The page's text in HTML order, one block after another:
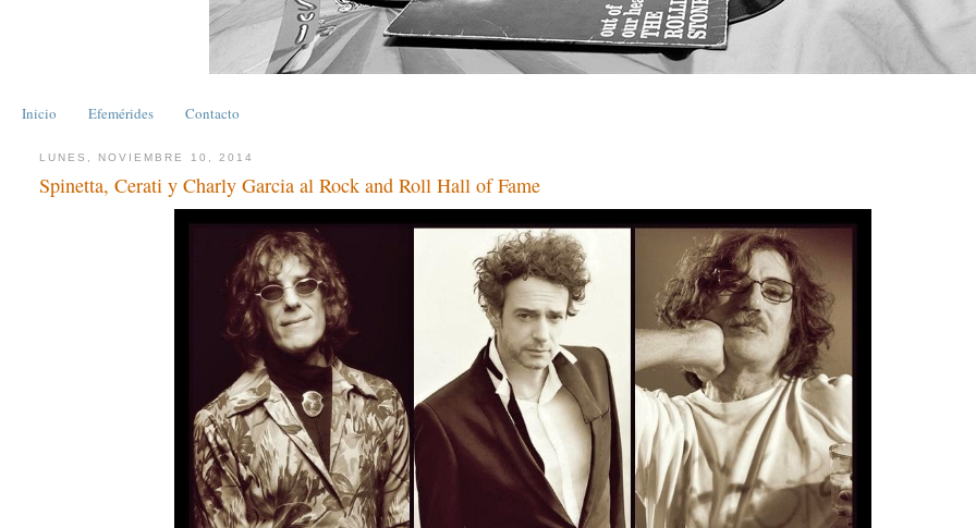
Inicio Efemérides Contacto
LUNES, NOVIEMBRE 10, 2014
Spinetta, Cerati y Charly Garcia al Rock and Roll Hall of Fame